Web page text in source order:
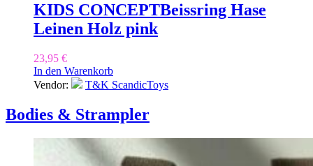
KIDS CONCEPTBeissring Hase
Leinen Holz pink
23,95 €
In den Warenkorb
Vendor:
T&K ScandicToys
Bodies & Strampler